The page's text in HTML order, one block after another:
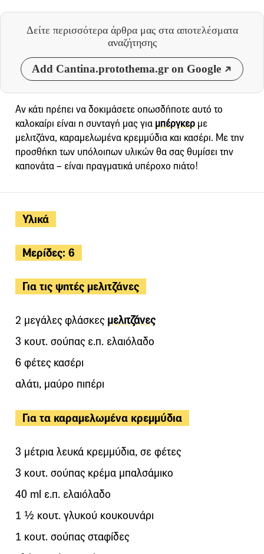
Δείτε περισσότερα άρθρα μας στα αποτελέσματα
αναζήτησης
Add Cantina.protothema.gr on Google
Υλικά
Μερίδες: 6
Για τις ψητές μελιτζάνες
2 μεγάλες φλάσκες μελιτζάνες
3 κουτ. σούπας ε.π. ελαιόλαδο
6 φέτες κασέρι
αλάτι, μαύρο πιπέρι
Για τα καραμελωμένα κρεμμύδια
3 μέτρια λευκά κρεμμύδια, σε φέτες
3 κουτ. σούπας κρέμα μπαλσάμικο
40 ml ε.π. ελαιόλαδο
1 ½ κουτ. γλυκού κουκουνάρι
1 κουτ. σούπας σταφίδες
Αν κάτι πρέπει να δοκιμάσετε οπωσδήποτε αυτό το
καλοκαίρι είναι η συνταγή μας για μπέργκερ με
μελιτζάνα, καραμελωμένα κρεμμύδια και κασέρι. Με την
προσθήκη των υπόλοιπων υλικών θα σας θυμίσει την
καπονάτα – είναι πραγματικά υπέροχο πιάτο!